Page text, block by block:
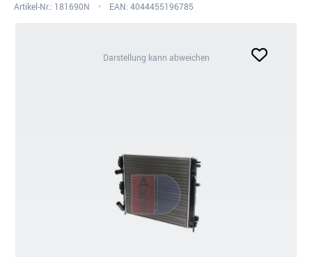
Artikel-Nr.: 181690N EAN: 4044455196785
Darstellung kann abweichen